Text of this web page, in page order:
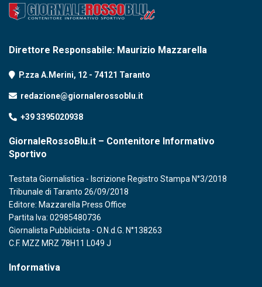
Direttore Responsabile: Maurizio Mazzarella
P.zza A.Merini, 12 - 74121 Taranto
redazione@giornalerossoblu.it
+39 3395020938
GiornaleRossoBlu.it – Contenitore Informativo
Sportivo
Testata Giornalistica - Iscrizione Registro Stampa N°3/2018
Tribunale di Taranto 26/09/2018
Editore: Mazzarella Press Office
Partita Iva: 02985480736
Giornalista Pubblicista - O.N.d.G. N°138263
C.F. MZZ MRZ 78H11 L049 J
Informativa